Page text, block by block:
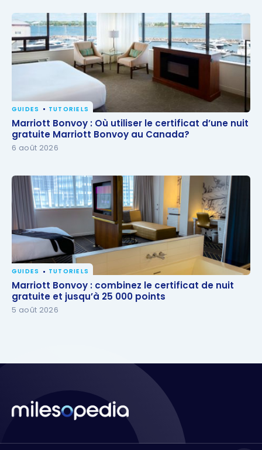
Marriott Bonvoy : Où utiliser le certificat d’une nuit
gratuite Marriott Bonvoy au Canada?
GUIDES TUTORIELS
Marriott Bonvoy : Où utiliser le certificat d’une nuit
gratuite Marriott Bonvoy au Canada?
6 août 2026
Marriott Bonvoy : combinez le certificat de nuit
gratuite et jusqu’à 25 000 points
GUIDES TUTORIELS
Marriott Bonvoy : combinez le certificat de nuit
gratuite et jusqu’à 25 000 points
5 août 2026